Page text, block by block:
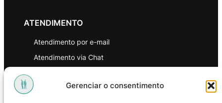
Gerenciar o consentimento
ATENDIMENTO
Atendimento por e-mail
Atendimento via Chat